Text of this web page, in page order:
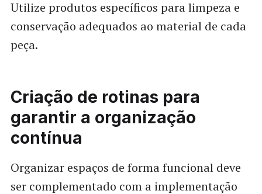
Utilize produtos específicos para limpeza e
conservação adequados ao material de cada
peça.
Criação de rotinas para
garantir a organização
contínua
Organizar espaços de forma funcional deve
ser complementado com a implementação